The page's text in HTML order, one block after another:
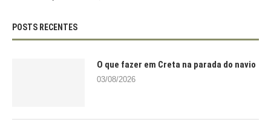
POSTS RECENTES
O que fazer em Creta na parada do navio
03/08/2026